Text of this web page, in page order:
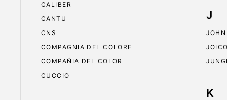
CALIBER
CANTU
CNS
COMPAGNIA DEL COLORE
COMPAÑIA DEL COLOR
CUCCIO
J
K